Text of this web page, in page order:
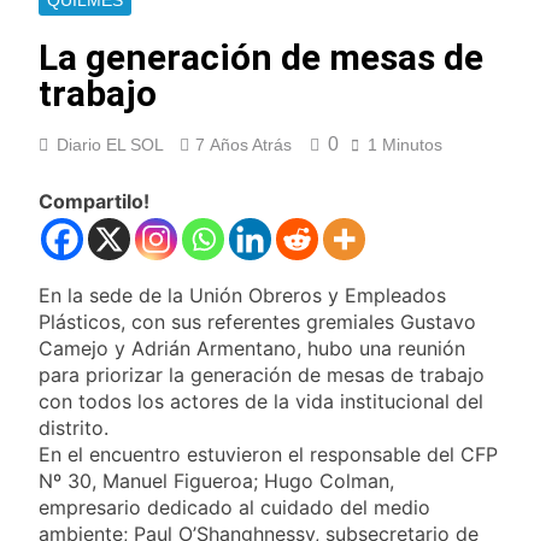
imputado
formalmente por
11 Horas Atrás
plan de lucha con
11 Horas Atrás
primer nivel en la sede
de Quilmes
1 Día Atrás
La Diócesis de
visita del Papa León
XIV a la Argentina
1 Día Atrás
Figuras de la cultura
se sumaron a la
marcha frente al
Congreso contra la
Privada
1 Día Atrás
Nueva jornada
activos argentinos:
cayeron las acciones
en Wall Street y el
riesgo país quedó al
1 Día Atrás
Jorge Macri condenó
los disturbios frente
La generación de mesas de
trabajo
Diario EL SOL 7 Años Atrás 0 1 Minutos
Compartilo!
En la sede de la Unión Obreros y Empleados
Plásticos, con sus referentes gremiales Gustavo
Camejo y Adrián Armentano, hubo una reunión
para priorizar la generación de mesas de trabajo
con todos los actores de la vida institucional del
distrito.
En el encuentro estuvieron el responsable del CFP
Nº 30, Manuel Figueroa; Hugo Colman,
empresario dedicado al cuidado del medio
ambiente; Paul O’Shanghnessy, subsecretario de